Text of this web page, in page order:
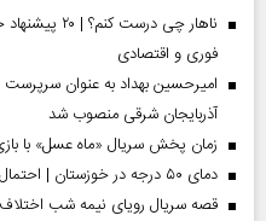
ناهار چی
فوری و اقتصادی
امیرحسین بهداد به عنوان
آذربایجان شرقی منصوب شد
زمان پخش سریال «ماه عسل» با
دمای ۵۰ درجه در خوزستان | احتمال بارش‌های سیل‌آسا در ۳ استان
قصه سریال رویای نیمه شب